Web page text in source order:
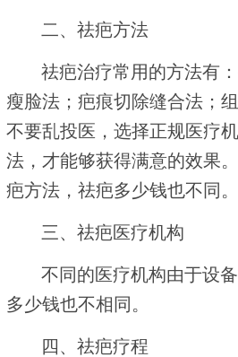
二、祛疤方法
祛疤治疗常用的方法有
瘦脸法；疤痕切除缝合法；
不要乱投医，选择正规医疗
法，才能够获得满意的效果
疤方法，祛疤多少钱也不同。
三、祛疤医疗机构
不同的医疗机构由于设
多少钱也不相同。
四、祛疤疗程